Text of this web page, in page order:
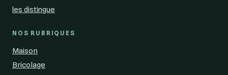
les distingue
NOS RUBRIQUES
Maison
Bricolage